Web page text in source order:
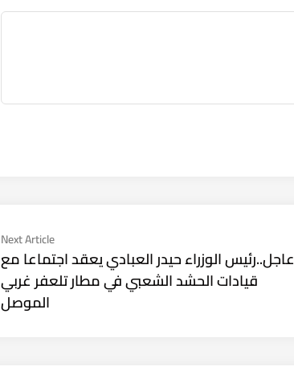
Next Article
عاجل..رئيس الوزراء حيدر العبادي يعقد اجتماعا مع
قيادات الحشد الشعبي في مطار تلعفر غربي
الموصل